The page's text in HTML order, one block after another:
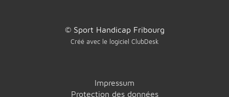
© Sport Handicap Fribourg
Créé avec le logiciel ClubDesk
Impressum
Protection des données